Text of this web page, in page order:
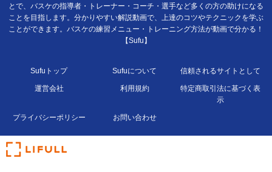
とで、バスケの指導者・トレーナー・コーチ・選手など多くの方の助けになる
ことを目指します。分かりやすい解説動画で、上達のコツやテクニックを学ぶ
ことができます。バスケの練習メニュー・トレーニング方法が動画で分かる！
【Sufu】
Sufuトップ Sufuについて 信頼されるサイトとして
運営会社 利用規約
特定商取引法に基づく表
示
プライバシーポリシー お問い合わせ